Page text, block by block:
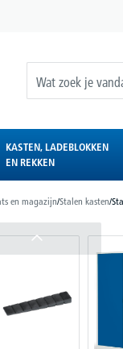
KASTEN, LADEBLOKKEN
EN REKKEN
en magazijn/Stalen kasten/